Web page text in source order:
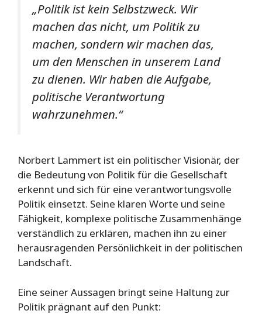
„Politik ist kein Selbstzweck. Wir
machen das nicht, um Politik zu
machen, sondern wir machen das,
um den Menschen in unserem Land
zu dienen. Wir haben die Aufgabe,
politische Verantwortung
wahrzunehmen.“
Norbert Lammert ist ein politischer Visionär, der
die Bedeutung von Politik für die Gesellschaft
erkennt und sich für eine verantwortungsvolle
Politik einsetzt. Seine klaren Worte und seine
Fähigkeit, komplexe politische Zusammenhänge
verständlich zu erklären, machen ihn zu einer
herausragenden Persönlichkeit in der politischen
Landschaft.
Eine seiner Aussagen bringt seine Haltung zur
Politik prägnant auf den Punkt: